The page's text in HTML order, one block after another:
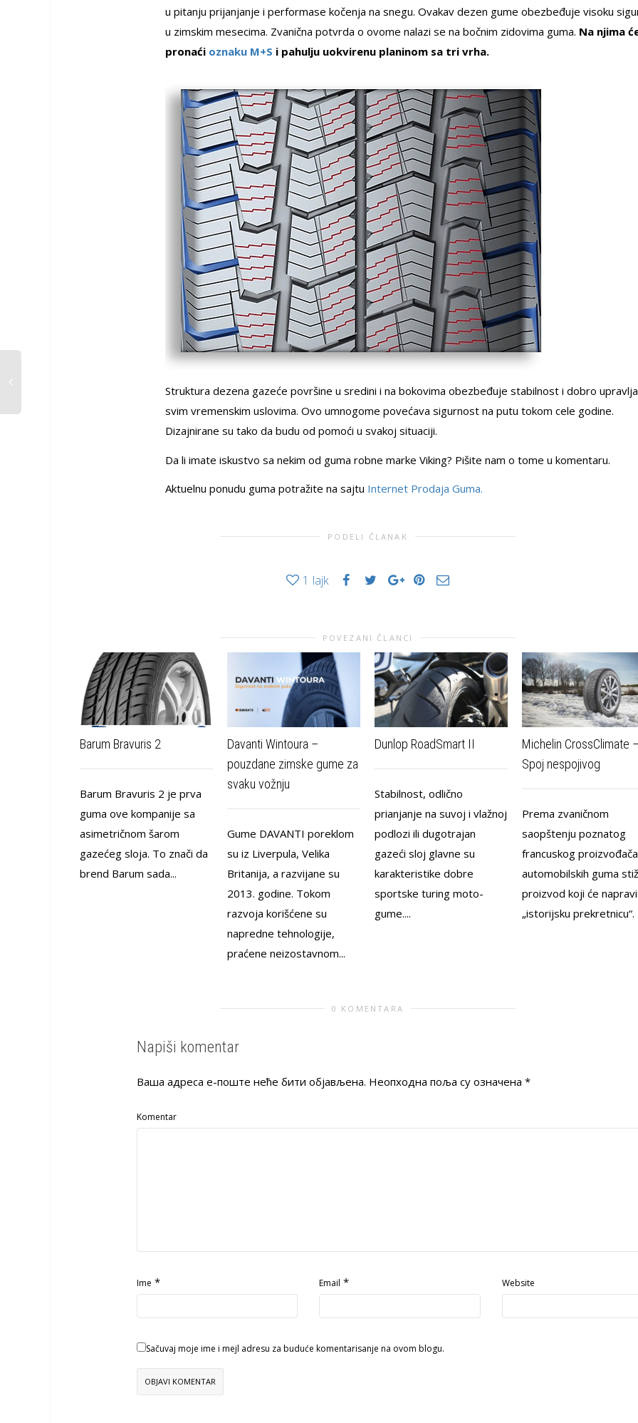
u pitanju prijanjanje i performase kočenja na snegu. Ovakav dezen gume obezbeđuje visoku
u zimskim mesecima. Zvanična potvrda o ovome nalazi se na bočnim zidovima guma. Na njima
pronaći oznaku M+S i pahulju uokvirenu planinom sa tri vrha.
Struktura dezena gazeće površine u sredini i na bokovima obezbeđuje stabilnost i dobro
svim vremenskim uslovima. Ovo umnogome povećava sigurnost na putu tokom cele godine.
Dizajnirane su tako da budu od pomoći u svakoj situaciji.
Da li imate iskustvo sa nekim od guma robne marke Viking? Pišite nam o tome u komentaru.
Aktuelnu ponudu guma potražite na sajtu Internet Prodaja Guma.
PODELI ČLANAK
1 lajk
POVEZANI ČLANCI
Barum Bravuris 2
Barum Bravuris 2 je prva
guma ove kompanije sa
asimetričnom šarom
gazećeg sloja. To znači da
brend Barum sada...
Davanti Wintoura –
pouzdane zimske gume za
svaku vožnju
Gume DAVANTI poreklom
su iz Liverpula, Velika
Britanija, a razvijane su
2013. godine. Tokom
razvoja korišćene su
napredne tehnologije,
praćene neizostavnom...
Dunlop RoadSmart II
Stabilnost, odlično
prianjanje na suvoj i vlažnoj
podlozi ili dugotrajan
gazeći sloj glavne su
karakteristike dobre
sportske turing moto-
gume....
Michelin CrossClimate –
Spoj nespojivog
Prema zvaničnom
saopštenju poznatog
francuskog proizvođača
automobilskih guma
proizvod koji će
„istorijsku prekretnicu“.
0 KOMENTARA
Napiši komentar
Ваша адреса е-поште неће бити објављена. Неопходна поља су означена *
Komentar
Ime * Email * Website
Sačuvaj moje ime i mejl adresu za buduće komentarisanje na ovom blogu.